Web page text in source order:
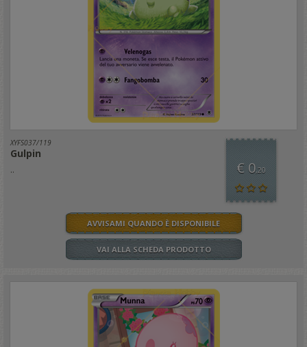
XYFS037/119
Gulpin
.. € 0,20
AVVISAMI QUANDO È DISPONIBILE
VAI ALLA SCHEDA PRODOTTO